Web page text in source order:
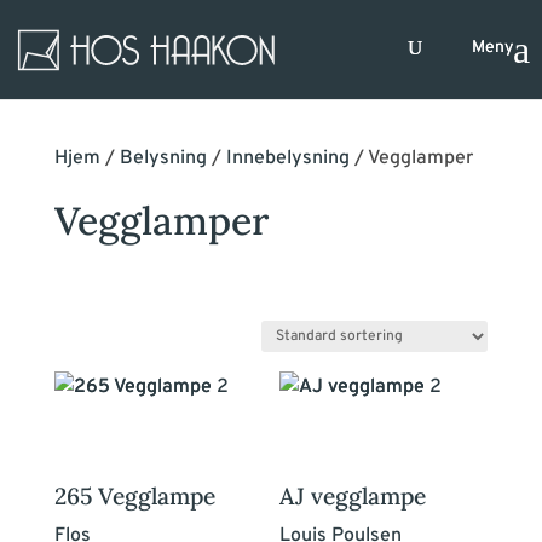
Hjem / Belysning / Innebelysning / Vegglamper
Vegglamper
265 Vegglampe
Flos
Dette
flere
varianter.
AJ vegglampe
Louis Poulsen
Dette
varianter.